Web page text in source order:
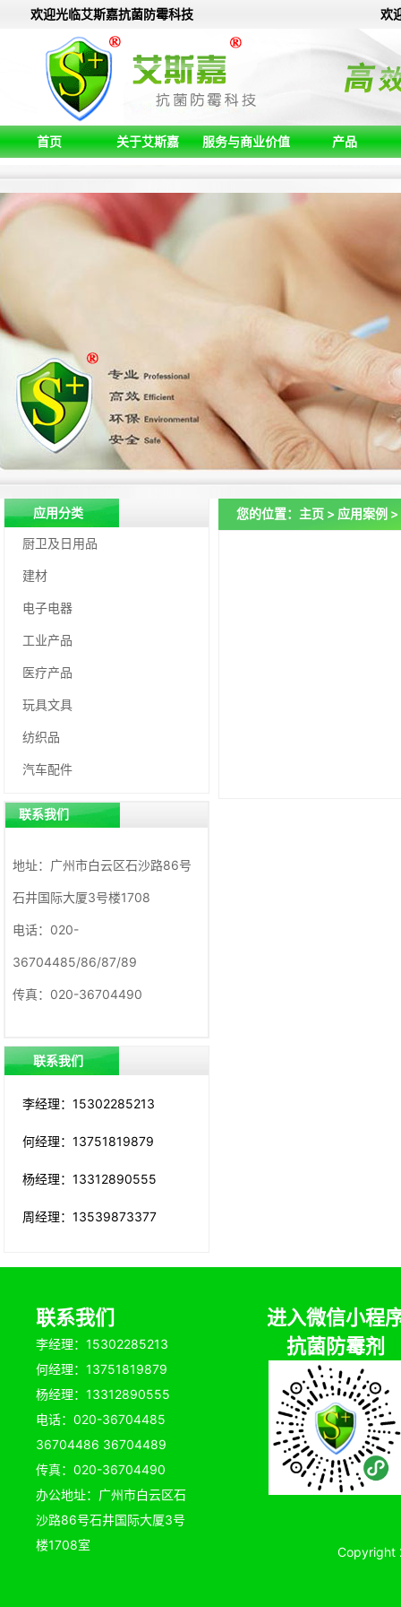
欢迎光临艾斯嘉抗菌防霉科技 欢
首页 关于艾斯嘉 服务与商业价值 产品
您的位置： 主页 > 应用案例 >
应用分类
厨卫及日用品
建材
电子电器
工业产品
医疗产品
玩具文具
纺织品
汽车配件
联系我们
地址：广州市白云区石沙路86号
石井国际大厦3号楼1708
电话：020-
36704485/86/87/89
传真：020-36704490
联系我们
李经理：15302285213
何经理：13751819879
杨经理：13312890555
周经理：13539873377
联系我们
李经理：15302285213
何经理：13751819879
杨经理：13312890555
电话：020-36704485
36704486 36704489
传真：020-36704490
办公地址：广州市白云区石
沙路86号石井国际大厦3号
楼1708室
进入微信小程
抗菌防霉剂
Copyright